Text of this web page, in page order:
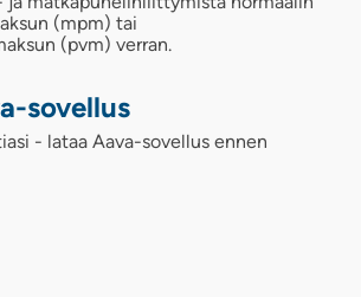
(mpm) tai
(pvm) verran.
sovellus
- lataa Aava-sovellus ennen